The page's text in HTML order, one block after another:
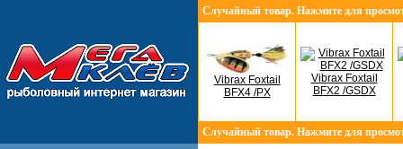
Случайный товар. Нажмите для
Vibrax Foxtail
BFX4 /PX
Vibrax Foxtail
BFX2 /GSDX
Случайный товар. Нажмите для